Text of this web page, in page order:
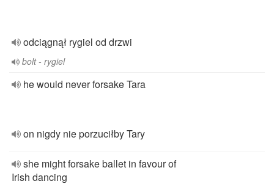
odciągnął rygiel od drzwi
bolt - rygiel
he would never forsake Tara
on nigdy nie porzuciłby Tary
she might forsake ballet in favour of
Irish dancing